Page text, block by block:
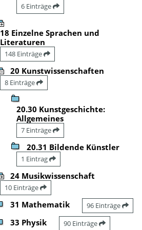
6 Einträge
18 Einzelne Sprachen und
Literaturen
148 Einträge
20 Kunstwissenschaften
8 Einträge
20.30 Kunstgeschichte:
Allgemeines
7 Einträge
20.31 Bildende Künstler
1 Eintrag
24 Musikwissenschaft
10 Einträge
31 Mathematik 96 Einträge
33 Physik 90 Einträge